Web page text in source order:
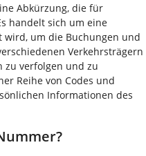
Abkürzung, die für
handelt sich um eine
um die Buchungen und
Verkehrsträgern
zu verfolgen und zu
Reihe von Codes und
Informationen des